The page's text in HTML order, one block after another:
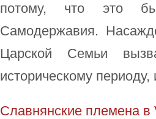
потому, что это
Самодержавия.
Царской Семьи
историческому
Славнянские племена в